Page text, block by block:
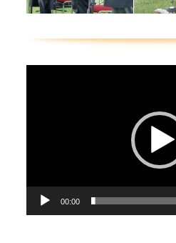
00:00